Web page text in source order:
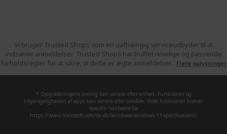
Vi bruger Trusted Shops som en uafhængig serviceudbyder til at
indsamle anmeldelser. Trusted Shops har truffet rimelige og passende
forholdsregler for at sikre, at dette er ægte anmeldelser.
Flere oplysninger
* Opgraderingens timing kan variere efter enhed. Funktioner og
tilgængeligheden af apps kan variere efter område. Visse funktioner kræver
specifik hardware (se
https://www.microsoft.com/da-dk/windows/windows-11-specifications).